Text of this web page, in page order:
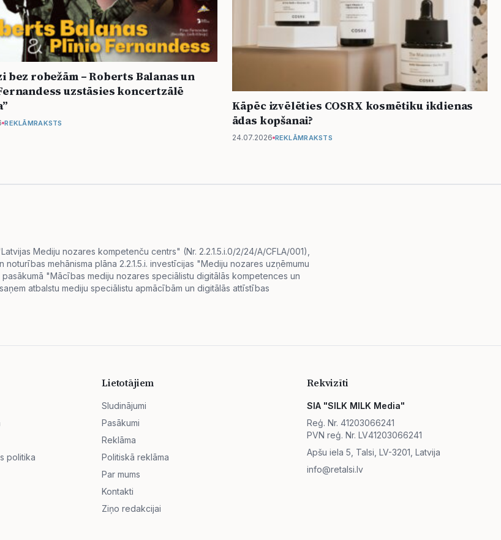
bez robežām – Roberts Balanas un
uzstāsies koncertzālē
REKLĀMRAKSTS
Kāpēc izvēlēties COSRX kosmētiku ikdienas
ādas kopšanai?
24.07.2026 REKLĀMRAKSTS
Mediju nozares kompetenču centrs" (Nr. 2.2.1.5.i.0/2/24/A/CFLA/001),
mehānisma plāna 2.2.1.5.i. investīcijas "Mediju nozares uzņēmumu
"Mācības mediju nozares speciālistu digitālās kompetences un
atbalstu mediju speciālistu apmācībām un digitālās attīstības
politika
Lietotājiem
Sludinājumi
Pasākumi
Reklāma
Politiskā reklāma
Par mums
Kontakti
Ziņo redakcijai
Rekvizīti
SIA "SILK MILK Media"
Reģ. Nr. 41203066241
PVN reģ. Nr. LV41203066241
Apšu iela 5, Talsi, LV-3201, Latvija
info@retalsi.lv